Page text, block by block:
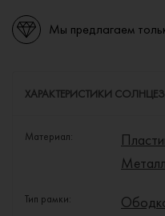
Мы предлагаем
ХАРАКТЕРИСТИКИ
Материал:
Тип рамки: